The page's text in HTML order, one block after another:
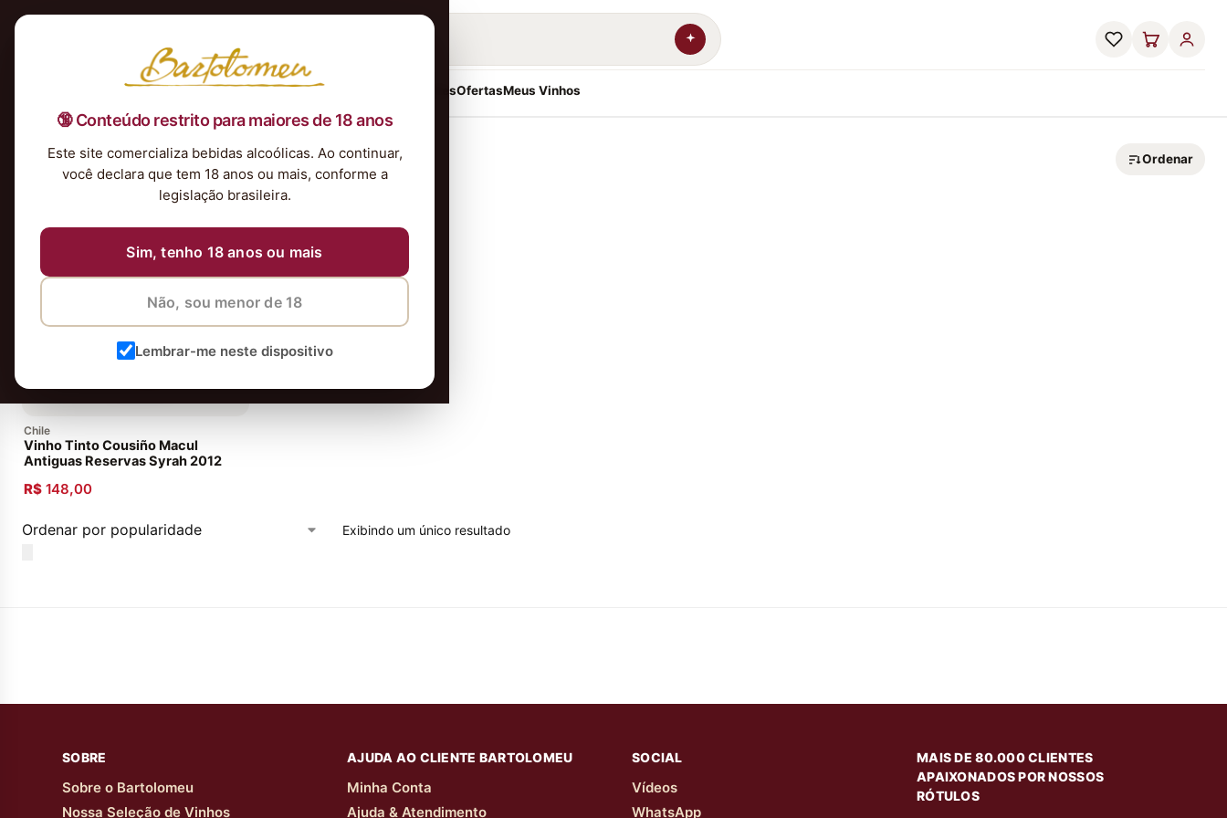
🔞 Conteúdo restrito para maiores de 18 anos
Este site comercializa bebidas alcoólicas. Ao continuar,
você declara que tem 18 anos ou mais, conforme a
legislação brasileira.
Sim, tenho 18 anos ou mais
Não, sou menor de 18
Lembrar-me neste dispositivo
Nossa Seleção TintosBrancosEspumantesRosés Kits & PresentesOfertasMeus Vinhos
vinhos Ordenar
Chile
Vinho Tinto Cousiño Macul
Antiguas Reservas Syrah 2012
R$ 148,00
Exibindo um único resultado
SOBRE
Sobre o Bartolomeu
Nossa Seleção de Vinhos
AJUDA AO CLIENTE BARTOLOMEU
Minha Conta
Ajuda & Atendimento
SOCIAL
Vídeos
WhatsApp
MAIS DE 80.000 CLIENTES
APAIXONADOS POR NOSSOS
RÓTULOS